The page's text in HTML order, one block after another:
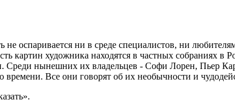
оспаривается ни в среде специалистов, ни
картин художника находятся в частных собраниях в
Среди нынешних их владельцев - Софи Лорен, Пьер
Все они говорят об их необычности и